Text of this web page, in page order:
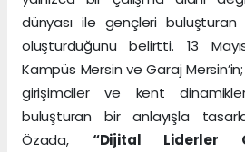
dünyası ile gençleri
oluşturduğunu belirtti. 13
Kampüs Mersin ve Garaj
girişimciler ve kent
buluşturan bir anlayışla
Özada, “Dijital Liderler